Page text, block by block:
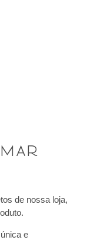
de nossa loja,
e